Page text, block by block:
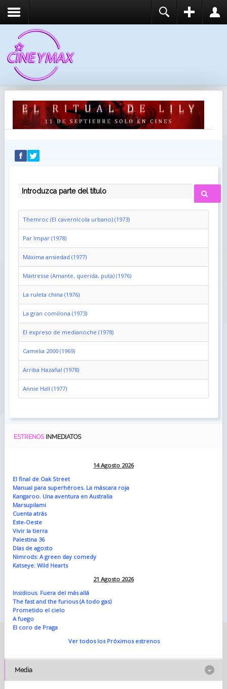
RECUÉRDEME
IDENTIFICARSE
INTRODUZCA PARTE DEL TÍTULO
Themroc (El cavernícola urbano) (1973)
Par Impar (1978)
Máxima ansiedad (1977)
Maitresse (Amante, querida, puta) (1976)
La ruleta china (1976)
La gran comilona (1973)
El expreso de medianoche (1978)
Camelia 2000 (1969)
Arriba Hazaña! (1978)
Annie Hall (1977)
ESTRENOS INMEDIATOS
14 Agosto 2026
El final de Oak Street
Manual para superhéroes. La máscara roja
Kangaroo. Una aventura en Australia
Marsupilami
Cuenta atrás
Este-Oeste
Vivir la tierra
Palestina 36
Días de agosto
Nimrods: A green day comedy
Katseye: Wild Hearts
21 Agosto 2026
Insidious. Fuera del más allá
The fast and the furious (A todo gas)
Prometido el cielo
A fuego
El coro de Praga
Ver todos los Próximos estrenos
Media